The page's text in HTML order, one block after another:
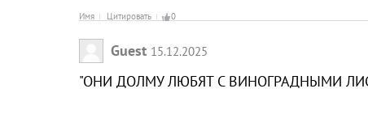
Имя Цитировать 0
Guest 15.12.2025
"ОНИ ДОЛМУ ЛЮБЯТ С ВИНОГРАДНЫМИ